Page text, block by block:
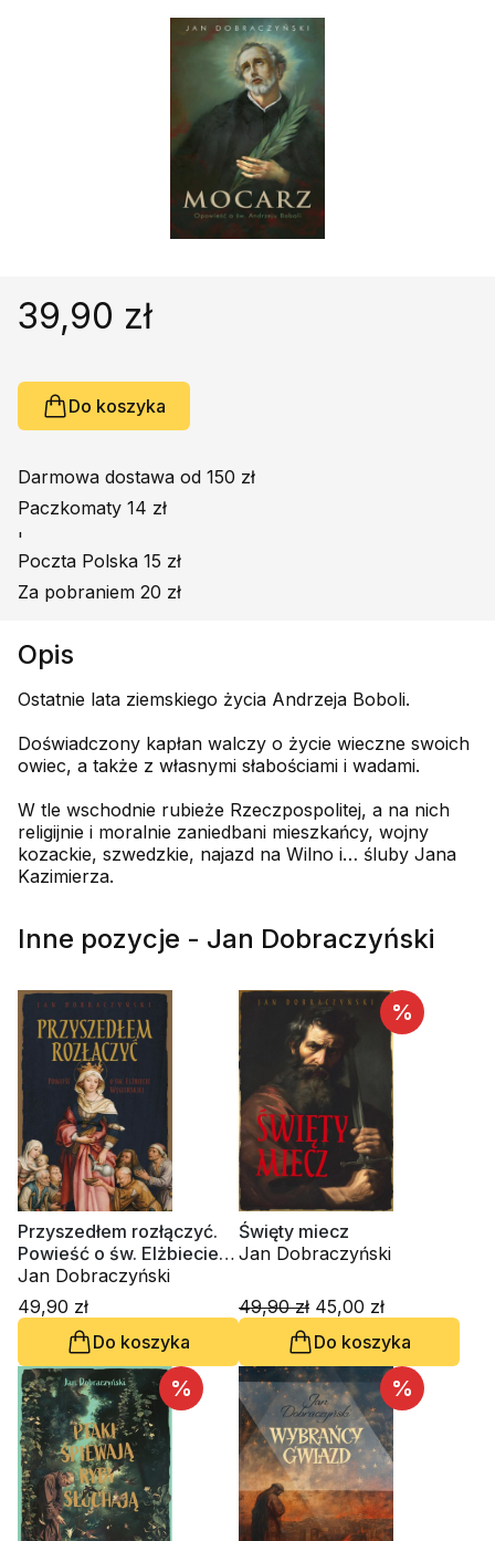
Poradniki, leksykony...
Podręczniki szkolne
39,90 zł
Do koszyka
Darmowa dostawa od 150 zł
Paczkomaty 14 zł
'
Poczta Polska 15 zł
Za pobraniem 20 zł
Opis
Ostatnie lata ziemskiego życia Andrzeja Boboli.
Doświadczony kapłan walczy o życie wieczne swoich
owiec, a także z własnymi słabościami i wadami.
W tle wschodnie rubieże Rzeczpospolitej, a na nich
religijnie i moralnie zaniedbani mieszkańcy, wojny
kozackie, szwedzkie, najazd na Wilno i… śluby Jana
Kazimierza.
Inne pozycje - Jan Dobraczyński
Przyszedłem rozłączyć.
Powieść o św. Elżbiecie
Węgierskiej
Jan Dobraczyński
49,90 zł
Do koszyka
%
Święty miecz
Jan Dobraczyński
49,90 zł 45,00 zł
Do koszyka
% %